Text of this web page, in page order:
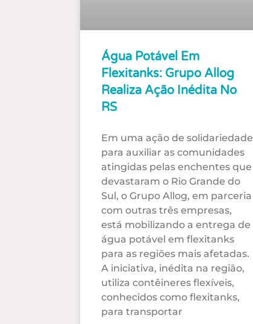
Água Potável Em
Flexitanks: Grupo Allog
Realiza Ação Inédita No
RS
Em uma ação de solidariedade
para auxiliar as comunidades
atingidas pelas enchentes que
devastaram o Rio Grande do
Sul, o Grupo Allog, em parceria
com outras três empresas,
está mobilizando a entrega de
água potável em flexitanks
para as regiões mais afetadas.
A iniciativa, inédita na região,
utiliza contêineres flexíveis,
conhecidos como flexitanks,
para transportar